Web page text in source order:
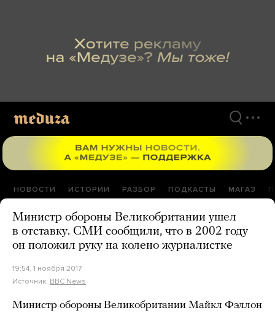
НОВОСТИ ИСТОРИИ РАЗБОР ПОДКАСТЫ МАГАЗ
Министр обороны Великобритании ушел
в отставку. СМИ сообщили, что в 2002 году
он положил руку на колено журналистке
19:54, 1 ноября 2017
Источник: BBC News
Министр обороны Великобритании Майкл Фэллон